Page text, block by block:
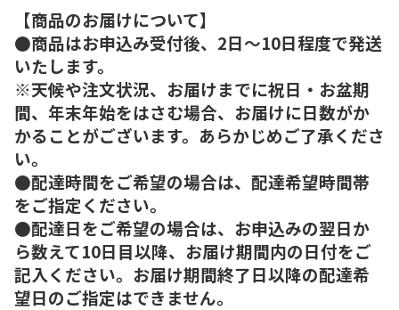
【商品のお届けについて】
●商品はお申込み受付後、2日～10日程度で発送
いたします。
※天候や注文状況、お届けまでに祝日・お盆期
間、年末年始をはさむ場合、お届けに日数がか
かることがございます。あらかじめご了承くださ
い。
●配達時間をご希望の場合は、配達希望時間帯
をご指定ください。
●配達日をご希望の場合は、お申込みの翌日か
ら数えて10日目以降、お届け期間内の日付をご
記入ください。お届け期間終了日以降の配達希
望日のご指定はできません。